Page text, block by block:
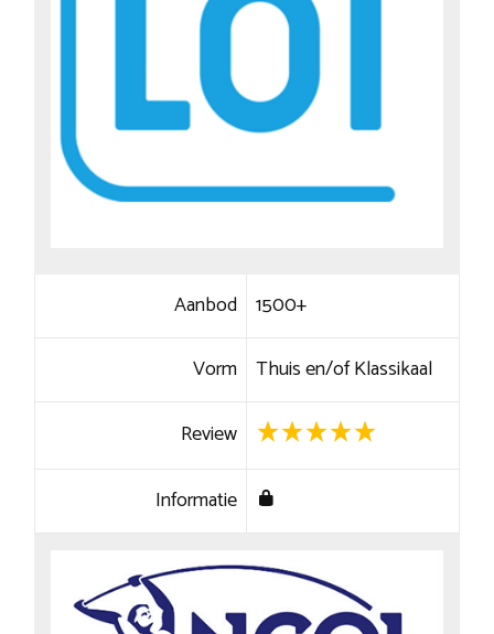
Aanbod 1500+
Vorm Thuis en/of Klassikaal
Review
Informatie